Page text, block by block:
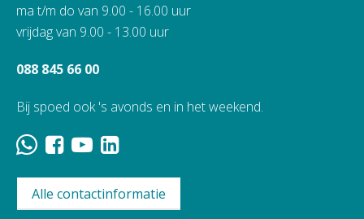
ma t/m do van 9.00 - 16.00 uur
vrijdag van 9.00 - 13.00 uur
088 845 66 00
Bij spoed ook 's avonds en in het weekend.
Alle contactinformatie